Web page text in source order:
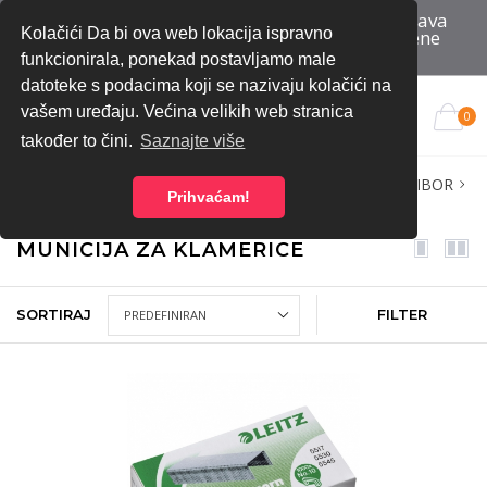
Kolačići Da bi ova web lokacija ispravno
funkcionirala, ponekad postavljamo male
datoteke s podacima koji se nazivaju kolačići na
vašem uređaju. Većina velikih web stranica
također to čini. Saznajte više
Prihvaćam!
Bez registracije do ponude | Besplatna dostava
za narudžbe iznad 70 eura bez PDV-a | Cijene
iskazane bez PDV-a
0
Trgovina UREDSKI MATERIJAL
UREDSKI PRIBOR
Klamerice i pribor
Municija za klamerice
MUNICIJA ZA KLAMERICE
SORTIRAJ FILTER